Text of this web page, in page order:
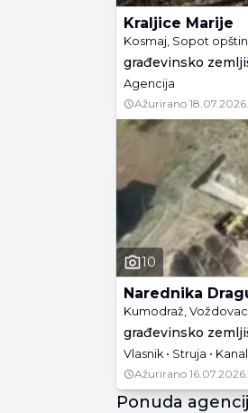
Kraljice Marije
Kosmaj, Sopot
građevinsko
Agencija
Ažurirano 18.07.2026.
10
Narednika
Kumodraž,
građevinsko
Vlasnik • Struja •
Ažurirano 16.07.2026.
Ponuda